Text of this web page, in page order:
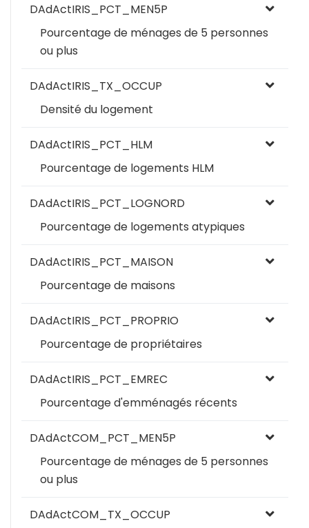
DAdActIRIS_PCT_MEN5P
Pourcentage de ménages de 5 personnes
ou plus
DAdActIRIS_TX_OCCUP
Densité du logement
DAdActIRIS_PCT_HLM
Pourcentage de logements HLM
DAdActIRIS_PCT_LOGNORD
Pourcentage de logements atypiques
DAdActIRIS_PCT_MAISON
Pourcentage de maisons
DAdActIRIS_PCT_PROPRIO
Pourcentage de propriétaires
DAdActIRIS_PCT_EMREC
Pourcentage d'emménagés récents
DAdActCOM_PCT_MEN5P
Pourcentage de ménages de 5 personnes
ou plus
DAdActCOM_TX_OCCUP